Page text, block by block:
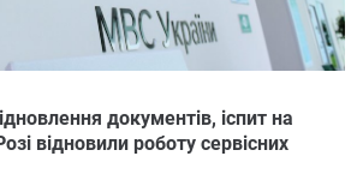
документів, іспит на
відновили роботу сервісних